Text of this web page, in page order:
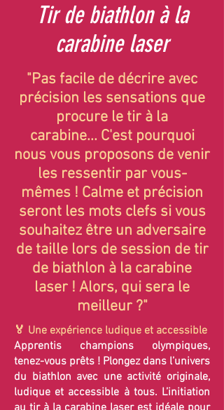
Tir de biathlon à la
carabine laser
"Pas facile de décrire avec
précision les sensations que
procure le tir à la
carabine... C'est pourquoi
nous vous proposons de venir
les ressentir par vous-
mêmes ! Calme et précision
seront les mots clefs si vous
souhaitez être un adversaire
de taille lors de session de tir
de biathlon à la carabine
laser ! Alors, qui sera le
meilleur ?"
🏅 Une expérience ludique et accessible
Apprentis champions olympiques,
tenez-vous prêts ! Plongez dans l’univers
du biathlon avec une activité originale,
ludique et accessible à tous. L’initiation